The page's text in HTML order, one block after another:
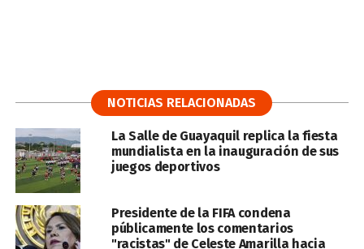
NOTICIAS RELACIONADAS
La Salle de Guayaquil replica la fiesta
mundialista en la inauguración de sus
juegos deportivos
Presidente de la FIFA condena
públicamente los comentarios
"racistas" de Celeste Amarilla hacia